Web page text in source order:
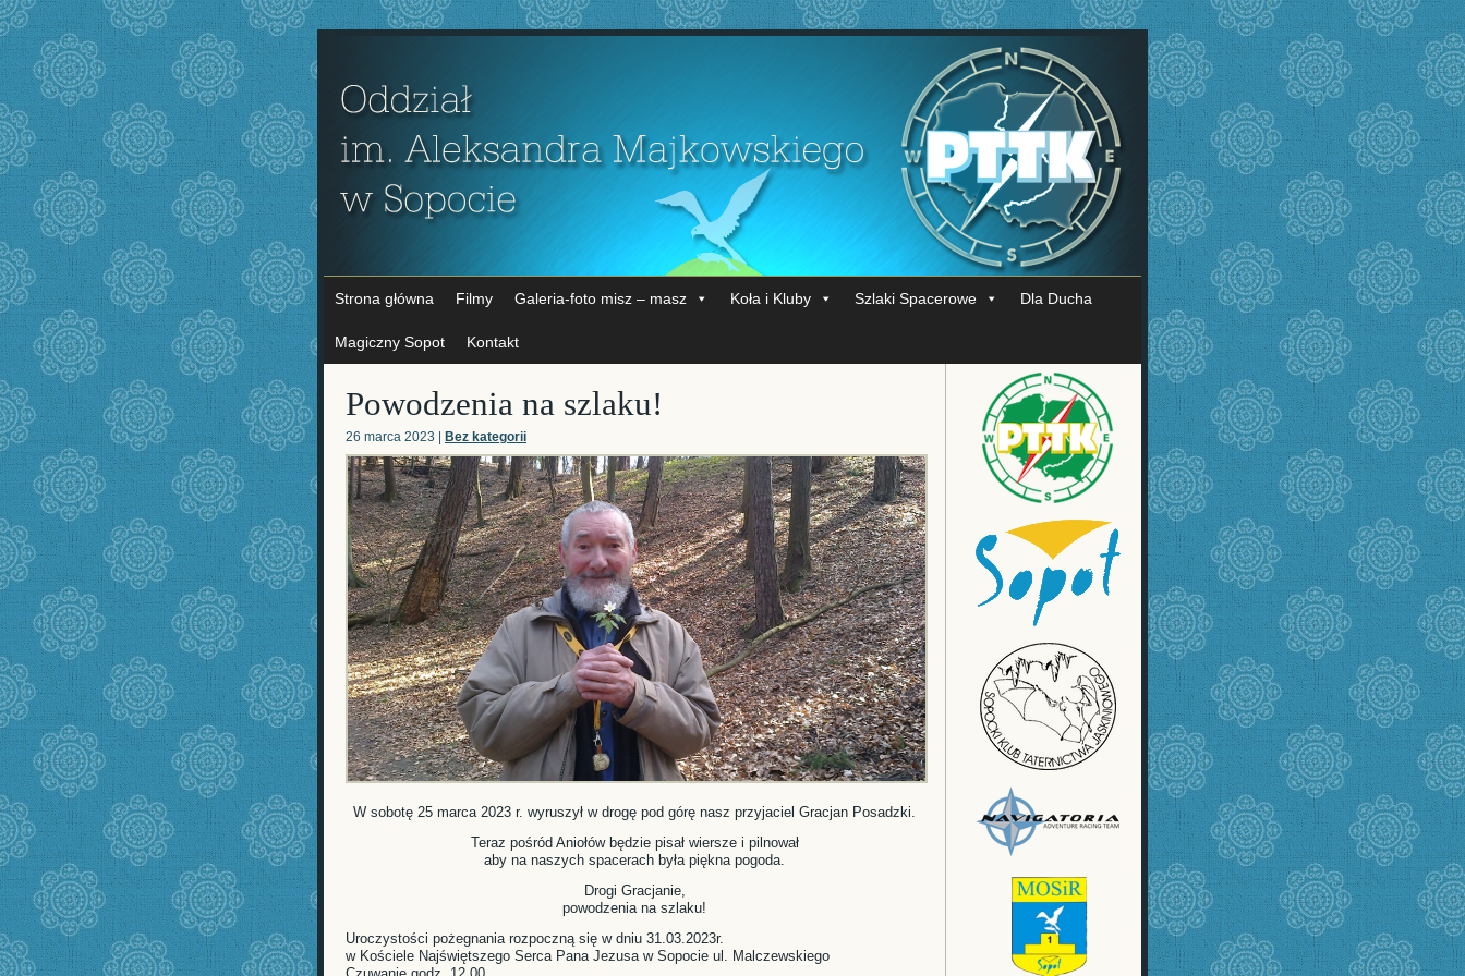
Strona główna Filmy Galeria-foto misz – masz Koła i Kluby Szlaki Spacerowe Dla Ducha
Magiczny Sopot Kontakt
Powodzenia na szlaku!
26 marca 2023 | Bez kategorii
W sobotę 25 marca 2023 r. wyruszył w drogę pod górę nasz przyjaciel Gracjan Posadzki.
Teraz pośród Aniołów będzie pisał wiersze i pilnował
aby na naszych spacerach była piękna pogoda.
Drogi Gracjanie,
powodzenia na szlaku!
Uroczystości pożegnania rozpoczną się w dniu 31.03.2023r.
w Kościele Najświętszego Serca Pana Jezusa w Sopocie ul. Malczewskiego